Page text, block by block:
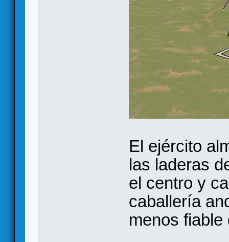
El ejército
las laderas
el centro y
caballería
menos fiable